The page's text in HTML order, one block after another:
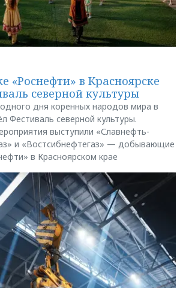
«Роснефти» в Красноярске
северной культуры
дня коренных народов мира в
Фестиваль северной культуры.
выступили «Славнефть-
и «Востсибнефтегаз» — добывающие
в Красноярском крае